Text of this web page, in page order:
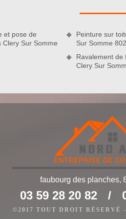
et jouissez du nec plus ultra de
toiture fiable
et pose de
Clery Sur Somme
Peinture sur
Sur Somme
Ravalement de
Clery Sur
faubourg des planches,
03 59 28 20 82 /
©2017 TOUT DROIT RÉSERVÉ -